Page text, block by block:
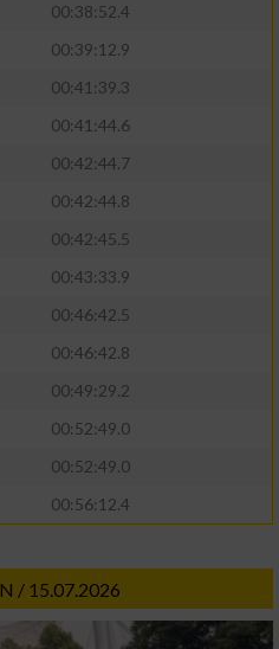
00:38:52.4
00:39:12.9
00:41:39.3
00:41:44.6
00:42:44.7
00:42:44.8
00:42:45.5
00:43:33.9
00:46:42.5
00:46:42.8
00:49:29.2
00:52:49.0
00:52:49.0
00:56:12.4
/ 15.07.2026